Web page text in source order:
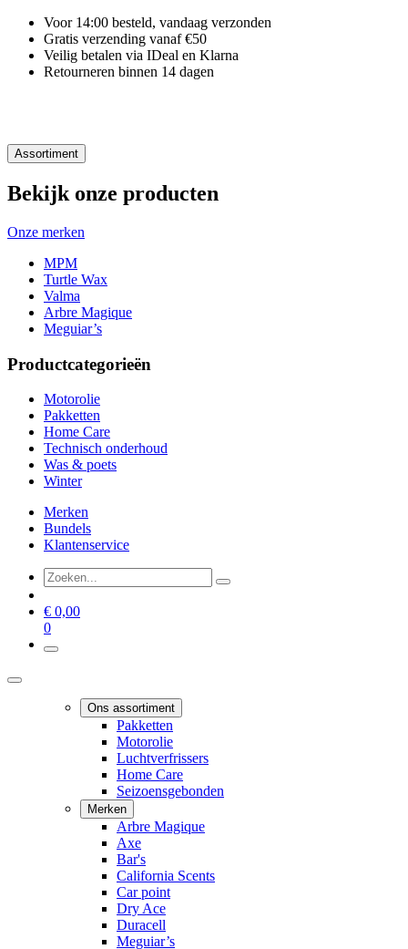
Voor 14:00 besteld, vandaag verzonden
Gratis verzending vanaf €50
Veilig betalen via IDeal en Klarna
Retourneren binnen 14 dagen
Assortiment
Bekijk onze producten
Onze merken
MPM
Turtle Wax
Valma
Arbre Magique
Meguiar’s
Productcategorieën
Motorolie
Pakketten
Home Care
Technisch onderhoud
Was & poets
Winter
Merken
Bundels
Klantenservice
€ 0,00
0
Ons assortiment
Pakketten
Motorolie
Luchtverfrissers
Home Care
Seizoensgebonden
Merken
Arbre Magique
Axe
Bar's
California Scents
Car point
Dry Ace
Duracell
Meguiar’s